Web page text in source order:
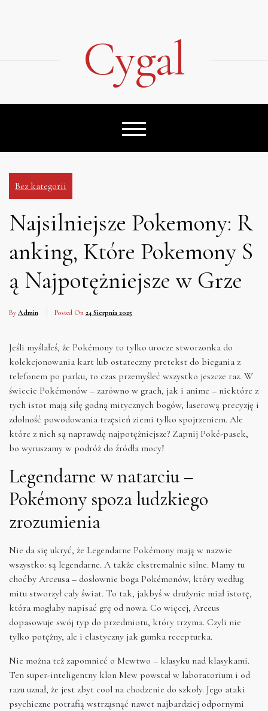
Cygal
Bez kategorii
Najsilniejsze Pokemony: R
anking, Które Pokemony S
ą Najpotężniejsze w Grze
By Admin Posted On 24 Sierpnia 2025
Jeśli myślałeś, że Pokémony to tylko urocze stworzonka do
kolekcjonowania kart lub ostateczny pretekst do biegania z
telefonem po parku, to czas przemyśleć wszystko jeszcze raz. W
świecie Pokémonów – zarówno w grach, jak i anime – niektóre z
tych istot mają siłę godną mitycznych bogów, laserową precyzję i
zdolność powodowania trzęsień ziemi tylko spojrzeniem. Ale
które z nich są naprawdę najpotężniejsze? Zapnij Poké-pasek,
bo wyruszamy w podróż do źródła mocy!
Legendarne w natarciu –
Pokémony spoza ludzkiego
zrozumienia
Nie da się ukryć, że Legendarne Pokémony mają w nazwie
wszystko: są legendarne. A także ekstremalnie silne. Mamy tu
choćby Arceusa – dosłownie boga Pokémonów, który według
mitu stworzył cały świat. To tak, jakbyś w drużynie miał istotę,
która mogłaby napisać grę od nowa. Co więcej, Arceus
dopasowuje swój typ do przedmiotu, który trzyma. Czyli nie
tylko potężny, ale i elastyczny jak gumka recepturka.
Nie można też zapomnieć o Mewtwo – klasyku nad klasykami.
Ten super-inteligentny klon Mew powstał w laboratorium i od
razu uznał, że jest zbyt cool na chodzenie do szkoły. Jego ataki
psychiczne potrafią wstrząsnąć nawet najbardziej odpornymi